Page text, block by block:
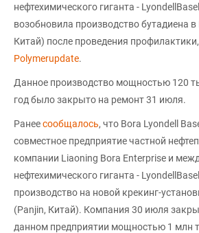
нефтехимического гиганта -
возобновила производство бутадиена
Китай) после проведения
Polymerupdate.
Данное производство мощностью 120
год было закрыто на ремонт 31 июля.
Ранеесообщалось, что Bora Lyondell
совместное предприятие частной
компании Liaoning Bora Enterprise и
нефтехимического гиганта -
производство на новой крекинг-
(Panjin, Китай). Компания 30 июля
данном предприятии мощностью 1 млн